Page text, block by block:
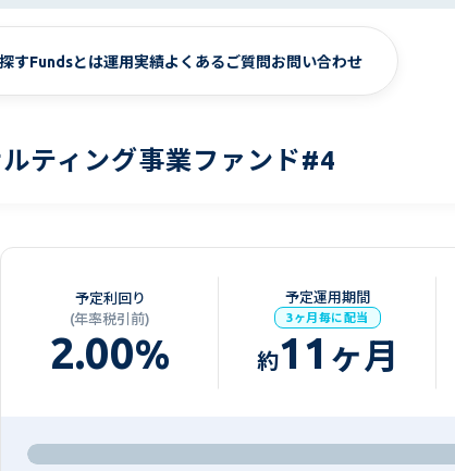
すFundsとは運用実績よくあるご質問お問い合わせ
ティング事業ファンド#4
予定利回り
(年率税引前)
2.00%
予定運用期間
3ヶ月毎に配当
約11 ヶ月